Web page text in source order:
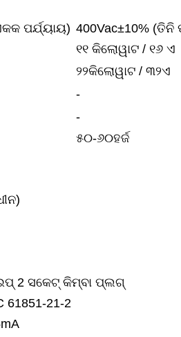
ପର୍ଯ୍ୟାୟ) 400Vac±10% (ତିନି
୧୧ କିଲୋୱାଟ / ୧୬ ଏ
୨୨କିଲୋୱାଟ / ୩୨ଏ
-
-
୫୦-୬୦ହର୍ଜ
2 ସକେଟ୍ କିମ୍ବା ପ୍ଲଗ୍
61851-21-2